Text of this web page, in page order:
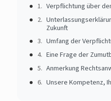
Verpflichtung über
Zukunft
Umfang der
Eine Frage der
Anmerkung
Unsere Kompetenz,